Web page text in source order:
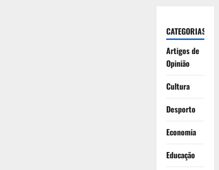
CATEGORIAS
Artigos de
Opinião
Cultura
Desporto
Economia
Educação